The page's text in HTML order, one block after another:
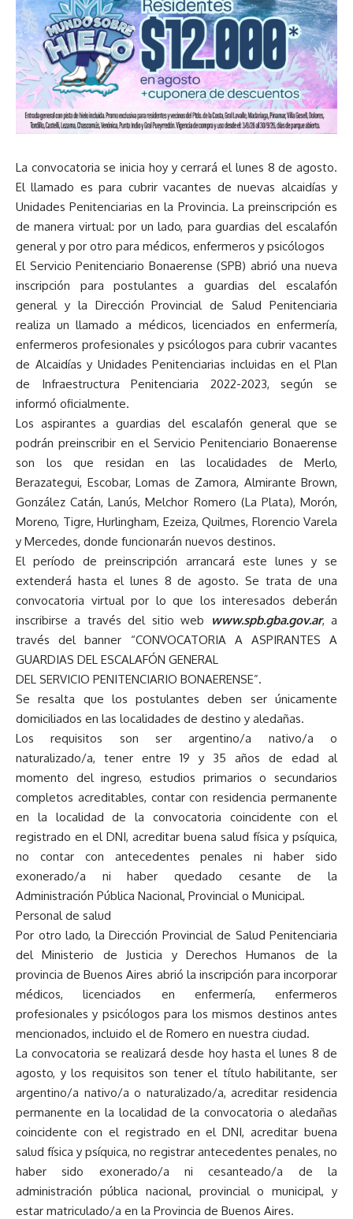
La convocatoria se inicia hoy y cerrará el lunes 8 de agosto.
El llamado es para cubrir vacantes de nuevas alcaidías y
Unidades Penitenciarias en la Provincia. La preinscripción es
de manera virtual: por un lado, para guardias del escalafón
general y por otro para médicos, enfermeros y psicólogos
El Servicio Penitenciario Bonaerense (SPB) abrió una nueva
inscripción para postulantes a guardias del escalafón
general y la Dirección Provincial de Salud Penitenciaria
realiza un llamado a médicos, licenciados en enfermería,
enfermeros profesionales y psicólogos para cubrir vacantes
de Alcaidías y Unidades Penitenciarias incluidas en el Plan
de Infraestructura Penitenciaria 2022-2023, según se
informó oficialmente.
Los aspirantes a guardias del escalafón general que se
podrán preinscribir en el Servicio Penitenciario Bonaerense
son los que residan en las localidades de Merlo,
Berazategui, Escobar, Lomas de Zamora, Almirante Brown,
González Catán, Lanús, Melchor Romero (La Plata), Morón,
Moreno, Tigre, Hurlingham, Ezeiza, Quilmes, Florencio Varela
y Mercedes, donde funcionarán nuevos destinos.
El período de preinscripción arrancará este lunes y se
extenderá hasta el lunes 8 de agosto. Se trata de una
convocatoria virtual por lo que los interesados deberán
inscribirse a través del sitio web
www.spb.gba.gov.ar, a
través del banner “CONVOCATORIA A ASPIRANTES A
GUARDIAS DEL ESCALAFÓN GENERAL
DEL SERVICIO PENITENCIARIO BONAERENSE”.
Se resalta que los postulantes deben ser únicamente
domiciliados en las localidades de destino y aledañas.
Los requisitos son ser argentino/a nativo/a o
naturalizado/a, tener entre 19 y 35 años de edad al
momento del ingreso, estudios primarios o secundarios
completos acreditables, contar con residencia permanente
en la localidad de la convocatoria coincidente con el
registrado en el DNI, acreditar buena salud física y psíquica,
no contar con antecedentes penales ni haber sido
exonerado/a ni haber quedado cesante de la
Administración Pública Nacional, Provincial o Municipal.
Personal de salud
Por otro lado, la Dirección Provincial de Salud Penitenciaria
del Ministerio de Justicia y Derechos Humanos de la
provincia de Buenos Aires abrió la inscripción para incorporar
médicos, licenciados en enfermería, enfermeros
profesionales y psicólogos para los mismos destinos antes
mencionados, incluido el de Romero en nuestra ciudad.
La convocatoria se realizará desde hoy hasta el lunes 8 de
agosto, y los requisitos son tener el título habilitante, ser
argentino/a nativo/a o naturalizado/a, acreditar residencia
permanente en la localidad de la convocatoria o aledañas
coincidente con el registrado en el DNI, acreditar buena
salud física y psíquica, no registrar antecedentes penales, no
haber sido exonerado/a ni cesanteado/a de la
administración pública nacional, provincial o municipal, y
estar matriculado/a en la Provincia de Buenos Aires.